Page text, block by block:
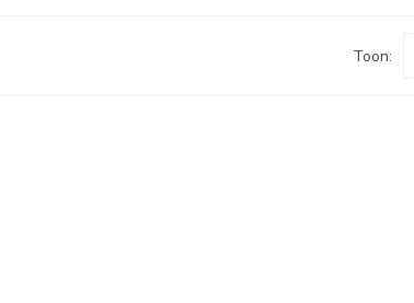
Toon: